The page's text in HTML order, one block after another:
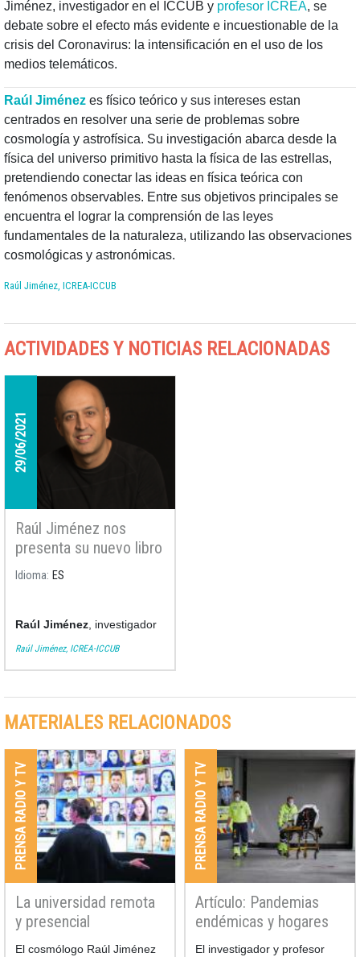
Jiménez, investigador en el ICCUB y profesor ICREA, se
debate sobre el efecto más evidente e incuestionable de la
crisis del Coronavirus: la intensificación en el uso de los
medios telemáticos.
Raúl Jiménez es físico teórico y sus intereses estan
centrados en resolver una serie de problemas sobre
cosmología y astrofísica. Su investigación abarca desde la
física del universo primitivo hasta la física de las estrellas,
pretendiendo conectar las ideas en física teórica con
fenómenos observables. Entre sus objetivos principales se
encuentra el lograr la comprensión de las leyes
fundamentales de la naturaleza, utilizando las observaciones
cosmológicas y astronómicas.
Raúl Jiménez, ICREA-ICCUB
ACTIVIDADES Y NOTICIAS RELACIONADAS
29/06/2021
Raúl Jiménez nos
presenta su nuevo libro
«De fuera hacia dentro:
pandemia, 2019-21»
Idioma ES
Raúl Jiménez, investigador
ICREA del Instituto de
Universidad de Barcelona,
Raúl Jiménez, ICREA-ICCUB
MATERIALES RELACIONADOS
PRENSA RADIO Y TV
La universidad remota
y presencial
El cosmólogo Raúl Jiménez
PRENSA RADIO Y TV
Artículo: Pandemias
endémicas y hogares
globales
El investigador y profesor